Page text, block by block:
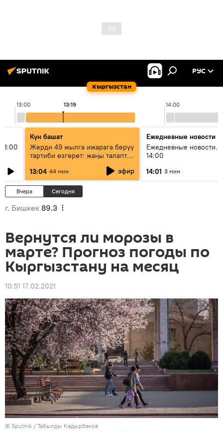
Кыргызстан
РУС
13:00 14:00
13:19
Күн башат
Жерди 49 жылга ижарага берүү
тартиби өзгөрөт: жаңы талаптар
13:04 44 мин эфир
Ежедневные новости
Ежедневные новости.
14:00
14:01 3 мин
Вчера Сегодня
г. Бишкек 89.3
Вернутся ли морозы в
марте? Прогноз погоды по
Кыргызстану на месяц
10:51 17.02.2021
© Sputnik / Табылды Кадырбеков